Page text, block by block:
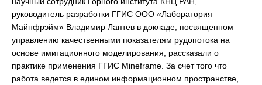
руководитель разработки ГГИС ООО «Лаборатория
Майнфрэйм» Владимир Лаптев в докладе, посвященном
управлению качественными показателям рудопотока на
основе имитационного моделирования, рассказали о
практике применения ГГИС Mineframe. За счет того что
работа ведется в едином информационном пространстве,